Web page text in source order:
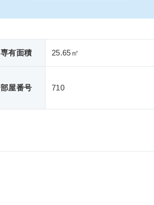
専有面積 25.65㎡
部屋番号 710